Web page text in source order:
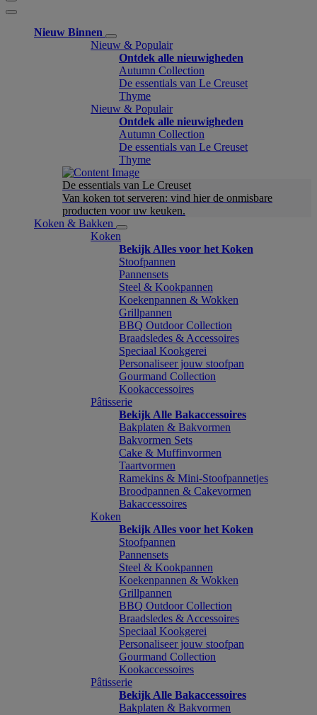
Nieuw Binnen
Nieuw & Populair
Ontdek alle nieuwigheden
Autumn Collection
De essentials van Le Creuset
Thyme
Nieuw & Populair
Ontdek alle nieuwigheden
Autumn Collection
De essentials van Le Creuset
Thyme
De essentials van Le Creuset
Van koken tot serveren: vind hier de onmisbare
producten voor uw keuken.
Koken & Bakken
Koken
Bekijk Alles voor het Koken
Stoofpannen
Pannensets
Steel & Kookpannen
Koekenpannen & Wokken
Grillpannen
BBQ Outdoor Collection
Braadsledes & Accessoires
Speciaal Kookgerei
Personaliseer jouw stoofpan
Gourmand Collection
Kookaccessoires
Pâtisserie
Bekijk Alle Bakaccessoires
Bakplaten & Bakvormen
Bakvormen Sets
Cake & Muffinvormen
Taartvormen
Ramekins & Mini-Stoofpannetjes
Broodpannen & Cakevormen
Bakaccessoires
Koken
Bekijk Alles voor het Koken
Stoofpannen
Pannensets
Steel & Kookpannen
Koekenpannen & Wokken
Grillpannen
BBQ Outdoor Collection
Braadsledes & Accessoires
Speciaal Kookgerei
Personaliseer jouw stoofpan
Gourmand Collection
Kookaccessoires
Pâtisserie
Bekijk Alle Bakaccessoires
Bakplaten & Bakvormen